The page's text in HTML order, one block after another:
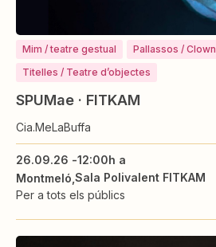
Mim / teatre gestual Pallassos / Clown
Titelles / Teatre d’objectes
SPUMae · FITKAM
Cia.MeLaBuffa
26.09.26 -12:00h a
Montmeló Sala Polivalent FITKAM
Per a tots els públics